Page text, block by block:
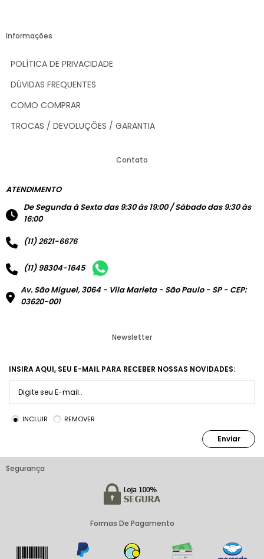
Informações
POLÍTICA DE PRIVACIDADE
DÚVIDAS FREQUENTES
COMO COMPRAR
TROCAS / DEVOLUÇÕES / GARANTIA
Contato
ATENDIMENTO
De Segunda à Sexta das 9:30 às 19:00 / Sábado das 9:30 às
16:00
(11) 2621-6676
(11) 98304-1645
Av. São Miguel, 3064 - Vila Marieta - São Paulo - SP - CEP:
03620-001
Newsletter
INSIRA AQUI, SEU E-MAIL PARA RECEBER NOSSAS NOVIDADES:
INCLUIR REMOVER
Enviar
Segurança
Formas De Pagamento